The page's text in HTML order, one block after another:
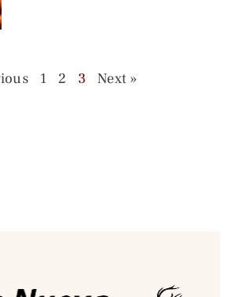
1 2 3 Next »